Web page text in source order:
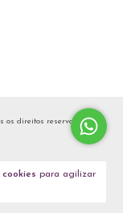
para agilizar
os direitos reservados.